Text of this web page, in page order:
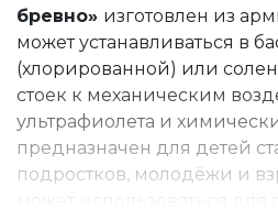
бревно» изготовлен из
может устанавливаться в
(хлорированной) или
стоек к механическим
ультрафиолета и
предназначен для детей
подростков, молодёжи и